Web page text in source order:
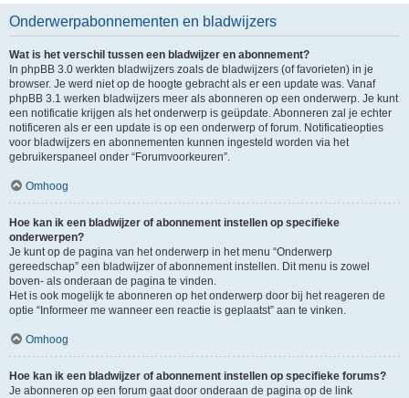
Onderwerpabonnementen en bladwijzers
Wat is het verschil tussen een bladwijzer en abonnement?
In phpBB 3.0 werkten bladwijzers zoals de bladwijzers (of favorieten) in je
browser. Je werd niet op de hoogte gebracht als er een update was. Vanaf
phpBB 3.1 werken bladwijzers meer als abonneren op een onderwerp. Je kunt
een notificatie krijgen als het onderwerp is geüpdate. Abonneren zal je echter
notificeren als er een update is op een onderwerp of forum. Notificatieopties
voor bladwijzers en abonnementen kunnen ingesteld worden via het
gebruikerspaneel onder “Forumvoorkeuren”.
Omhoog
Hoe kan ik een bladwijzer of abonnement instellen op specifieke
onderwerpen?
Je kunt op de pagina van het onderwerp in het menu “Onderwerp
gereedschap” een bladwijzer of abonnement instellen. Dit menu is zowel
boven- als onderaan de pagina te vinden.
Het is ook mogelijk te abonneren op het onderwerp door bij het reageren de
optie “Informeer me wanneer een reactie is geplaatst” aan te vinken.
Omhoog
Hoe kan ik een bladwijzer of abonnement instellen op specifieke forums?
Je abonneren op een forum gaat door onderaan de pagina op de link